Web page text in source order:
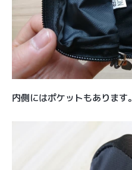
内側にはポケットもあります。